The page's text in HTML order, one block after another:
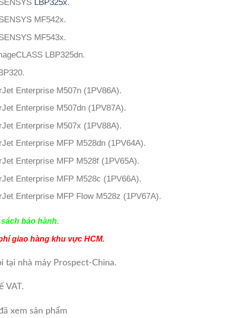
LBP325x.
MF542x.
MF543x.
LBP325dn.
Enterprise M507n (1PV86A).
Enterprise M507dn (1PV87A).
Enterprise M507x (1PV88A).
Enterprise MFP M528dn (1PV64A).
Enterprise MFP M528f (1PV65A).
Enterprise MFP M528c (1PV66A).
Enterprise MFP Flow M528z (1PV67A).
bảo hành.
giao hàng khu vực HCM.
tại nhà máy Prospect-China.
VAT.
xem sản phẩm